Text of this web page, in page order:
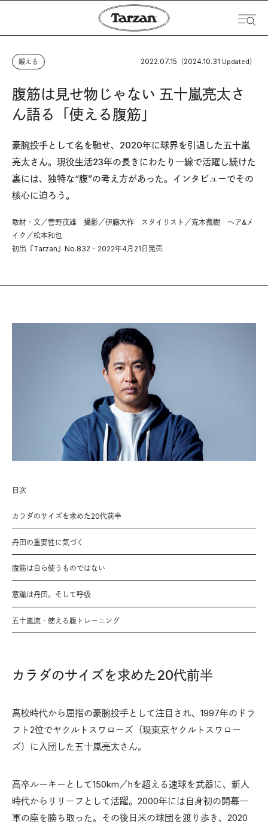
鍛える 2022.07.15 （2024.10.31 Updated）
腹筋は見せ物じゃない 五十嵐亮太さ
ん語る「使える腹筋」
豪腕投手として名を馳せ、2020年に球界を引退した五十嵐
亮太さん。現役生活23年の長きにわたり一線で活躍し続けた
裏には、独特な“腹”の考え方があった。インタビューでその
核心に迫ろう。
取材・文／菅野茂雄 撮影／伊藤大作 スタイリスト／荒木義樹 ヘア&メ
イク／松本和也
初出『Tarzan』No.832・2022年4月21日発売
目次
カラダのサイズを求めた20代前半
丹田の重要性に気づく
腹筋は自ら使うものではない
意識は丹田。そして呼吸
五十嵐流・使える腹トレーニング
カラダのサイズを求めた20代前半
高校時代から屈指の豪腕投手として注目され、1997年のドラ
フト2位でヤクルトスワローズ（現東京ヤクルトスワロー
ズ）に入団した五十嵐亮太さん。
高卒ルーキーとして150km／hを超える速球を武器に、新人
時代からリリーフとして活躍。2000年には自身初の開幕一
軍の座を勝ち取った。その後日米の球団を渡り歩き、2020